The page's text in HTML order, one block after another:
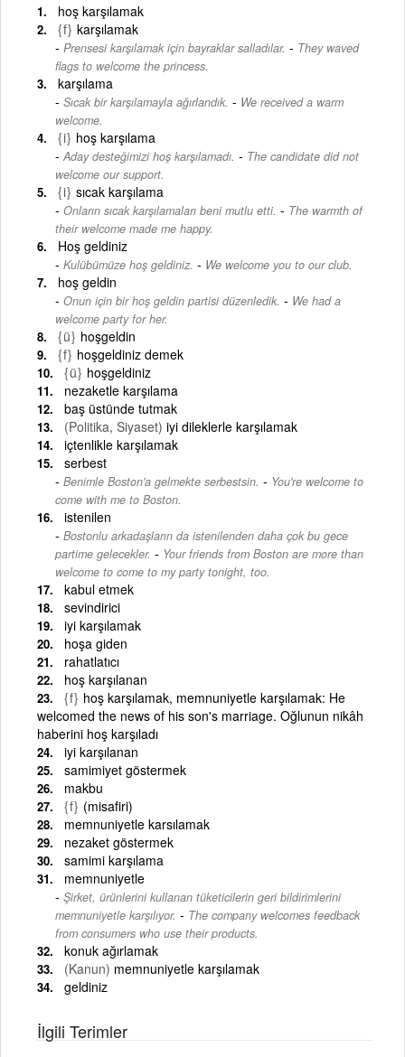
hoş karşılamak
{f} karşılamak
Prensesi karşılamak için bayraklar salladılar. - They waved
flags to welcome the princess.
karşılama
Sıcak bir karşılamayla ağırlandık. - We received a warm
welcome.
{i} hoş karşılama
Aday desteğimizi hoş karşılamadı. - The candidate did not
welcome our support.
{i} sıcak karşılama
Onların sıcak karşılamaları beni mutlu etti. - The warmth of
their welcome made me happy.
Hoş geldiniz
Kulübümüze hoş geldiniz. - We welcome you to our club.
hoş geldin
Onun için bir hoş geldin partisi düzenledik. - We had a
welcome party for her.
{ü} hoşgeldin
{f} hoşgeldiniz demek
{ü} hoşgeldiniz
nezaketle karşılama
baş üstünde tutmak
(Politika, Siyaset) iyi dileklerle karşılamak
içtenlikle karşılamak
serbest
Benimle Boston'a gelmekte serbestsin. - You're welcome to
come with me to Boston.
istenilen
Bostonlu arkadaşların da istenilenden daha çok bu gece
partime gelecekler. - Your friends from Boston are more than
welcome to come to my party tonight, too.
kabul etmek
sevindirici
iyi karşılamak
hoşa giden
rahatlatıcı
hoş karşılanan
{f} hoş karşılamak, memnuniyetle karşılamak: He
welcomed the news of his son's marriage. Oğlunun nikâh
haberini hoş karşıladı
iyi karşılanan
samimiyet göstermek
makbu
{f} (misafiri)
memnuniyetle karsılamak
nezaket göstermek
samimi karşılama
memnuniyetle
Şirket, ürünlerini kullanan tüketicilerin geri bildirimlerini
memnuniyetle karşılıyor. - The company welcomes feedback
from consumers who use their products.
konuk ağırlamak
(Kanun) memnuniyetle karşılamak
geldiniz
İlgili Terimler